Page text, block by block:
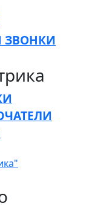
ЗВОНКИ